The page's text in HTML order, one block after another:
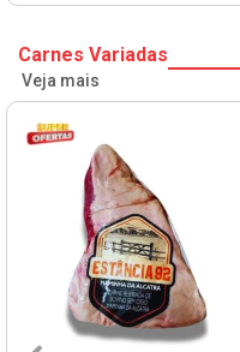
Carnes Variadas
Veja mais